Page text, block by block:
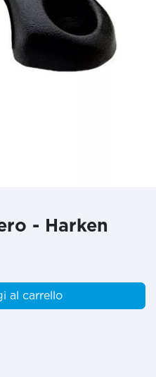
- Harken
al carrello